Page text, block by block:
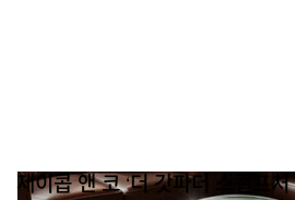
제이콥 앤 코 ‘더 갓파더 스컬프처